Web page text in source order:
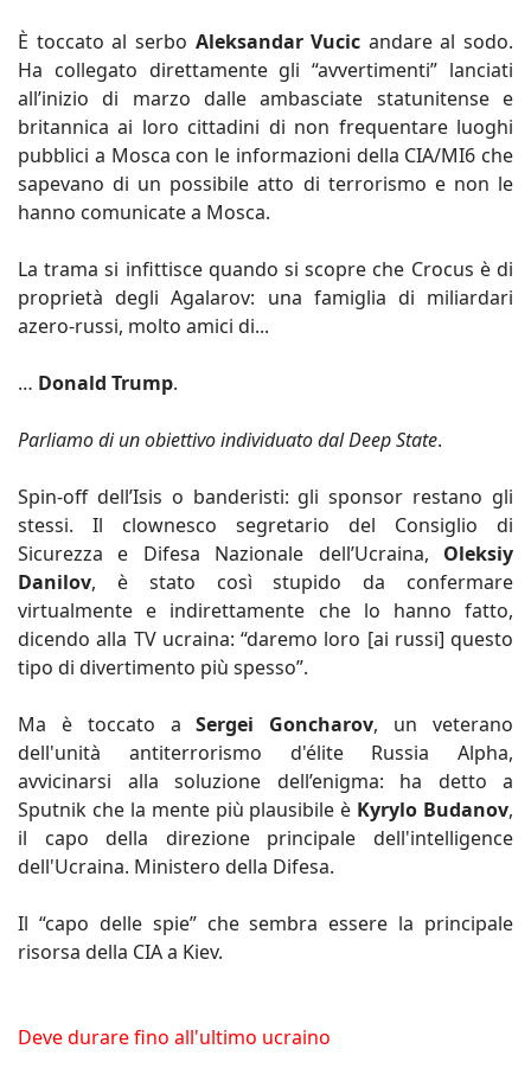
È toccato al serbo Aleksandar Vucic andare al sodo.
Ha collegato direttamente gli “avvertimenti” lanciati
all’inizio di marzo dalle ambasciate statunitense e
britannica ai loro cittadini di non frequentare luoghi
pubblici a Mosca con le informazioni della CIA/MI6 che
sapevano di un possibile atto di terrorismo e non le
hanno comunicate a Mosca.
La trama si infittisce quando si scopre che Crocus è di
proprietà degli Agalarov: una famiglia di miliardari
azero-russi, molto amici di...
… Donald Trump.
Parliamo di un obiettivo individuato dal Deep State.
Spin-off dell’Isis o banderisti: gli sponsor restano gli
stessi. Il clownesco segretario del Consiglio di
Sicurezza e Difesa Nazionale dell’Ucraina, Oleksiy
Danilov, è stato così stupido da confermare
virtualmente e indirettamente che lo hanno fatto,
dicendo alla TV ucraina: “daremo loro [ai russi] questo
tipo di divertimento più spesso”.
Ma è toccato aSergei Goncharov, un veterano
dell'unità antiterrorismo d'élite Russia Alpha,
avvicinarsi alla soluzione dell’enigma: ha detto a
Sputnik che la mente più plausibile è Kyrylo Budanov,
il capo della direzione principale dell'intelligence
dell'Ucraina. Ministero della Difesa.
Il “capo delle spie” che sembra essere la principale
risorsa della CIA a Kiev.
Deve durare fino all'ultimo ucraino